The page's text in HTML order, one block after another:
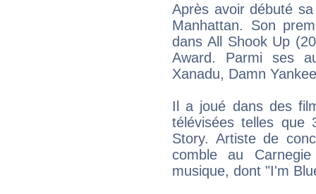
Après avoir débuté
Manhattan. Son
dans All Shook Up
Award. Parmi ses
Xanadu, Damn
Il a joué dans des
télévisées telles que
Story. Artiste de
comble au
musique, dont "I'm